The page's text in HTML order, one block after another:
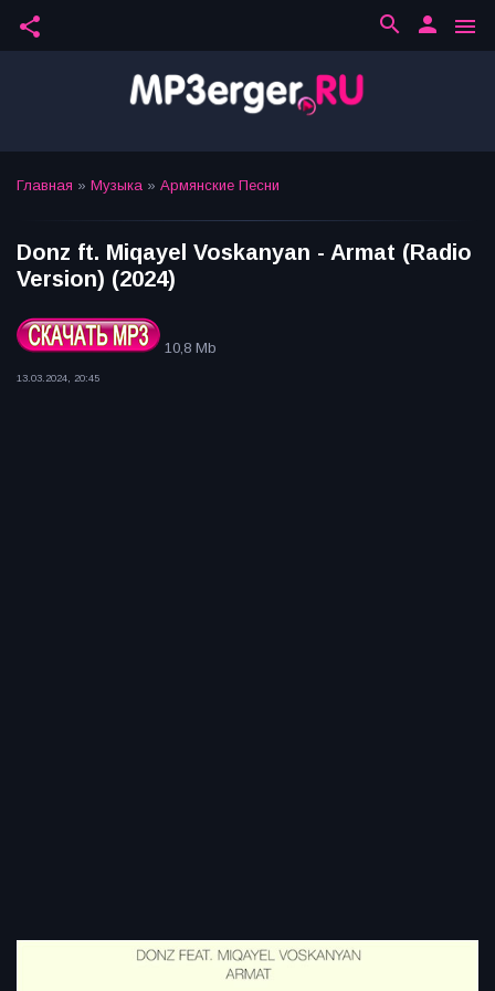
share menu
person
search
Главная » Музыка » Армянские Песни
Donz ft. Miqayel Voskanyan - Armat (Radio
Version) (2024)
10,8 Mb
13.03.2024, 20:45